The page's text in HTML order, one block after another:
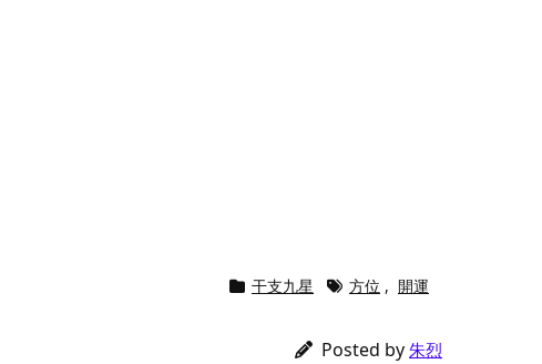
干支九星 方位 , 開運
Posted by 朱烈